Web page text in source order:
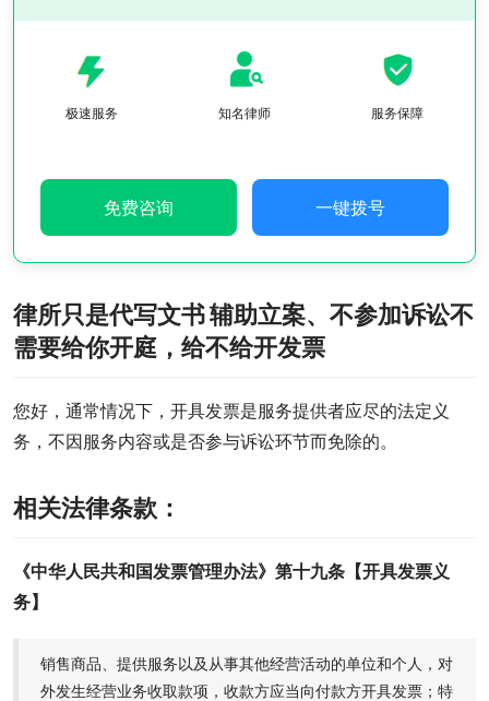
极速服务 知名律师 服务保障
免费咨询 一键拨号
律所只是代写文书 辅助立案、不参加诉讼不
需要给你开庭，给不给开发票
您好，通常情况下，开具发票是服务提供者应尽的法定义
务，不因服务内容或是否参与诉讼环节而免除的。
相关法律条款：
《中华人民共和国发票管理办法》第十九条【开具发票义
务】
销售商品、提供服务以及从事其他经营活动的单位和个人，对
外发生经营业务收取款项，收款方应当向付款方开具发票；特